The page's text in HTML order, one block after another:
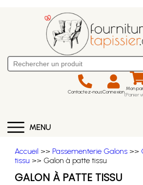
Contactez-nousConnexion Mon
(Panier
MENU
Accueil >> Passementerie Galons >>
tissu >> Galon à patte tissu
GALON À PATTE TISSU